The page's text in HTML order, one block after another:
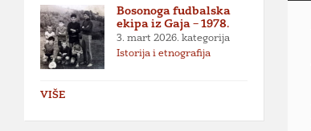
Bosonoga fudbalska
ekipa iz Gaja – 1978.
3. mart 2026. kategorija
Istorija i etnografija
VIŠE